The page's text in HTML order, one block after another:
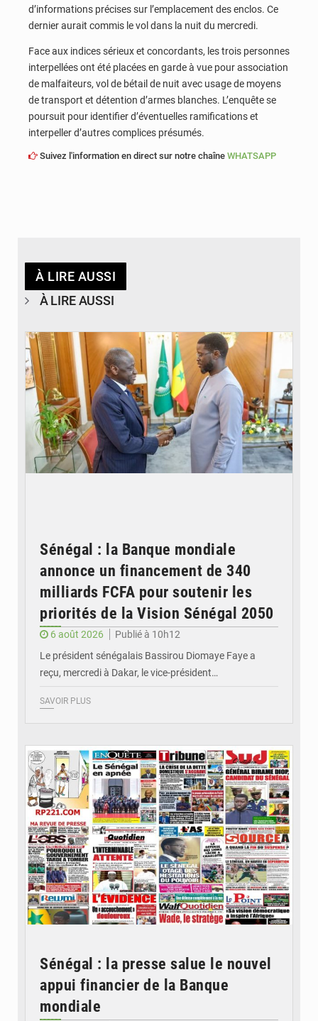
d’informations précises sur l’emplacement des enclos. Ce
dernier aurait commis le vol dans la nuit du mercredi.
Face aux indices sérieux et concordants, les trois personnes
interpellées ont été placées en garde à vue pour association
de malfaiteurs, vol de bétail de nuit avec usage de moyens
de transport et détention d’armes blanches. L’enquête se
poursuit pour identifier d’éventuelles ramifications et
interpeller d’autres complices présumés.
Suivez l'information en direct sur notre chaîne WHATSAPP
À LIRE AUSSI
À LIRE AUSSI
Sénégal : la Banque mondiale
annonce un financement de 340
milliards FCFA pour soutenir les
priorités de la Vision Sénégal 2050
6 août 2026
Publié à 10h12
Le président sénégalais Bassirou Diomaye Faye a
reçu, mercredi à Dakar, le vice-président…
SAVOIR PLUS
Sénégal : la presse salue le nouvel
appui financier de la Banque
mondiale